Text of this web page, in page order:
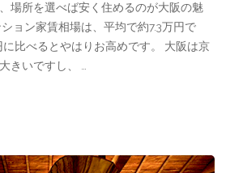
場所を選べば安く住めるのが大阪の魅
ョン家賃相場は、平均で約7.3万円で
比べるとやはりお高めです。 大阪は京
きいですし、 …